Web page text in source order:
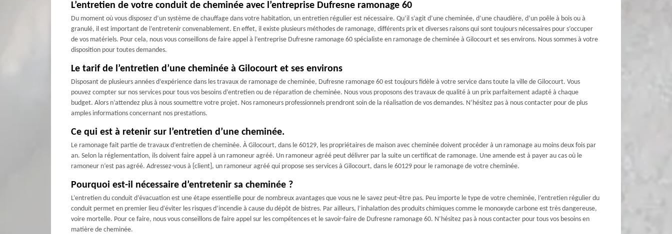
L’entretien de votre conduit de cheminée avec l’entreprise Dufresne ramonage 60
Du moment où vous disposez d’un système de chauffage dans votre habitation, un entretien régulier est nécessaire. Qu’il s’agit d’une cheminée, d’une chaudière, d’un poêle à bois ou à
granulé, il est important de l’entretenir convenablement. En effet, il existe plusieurs méthodes de ramonage, différents prix et diverses raisons qui sont toujours nécessaires pour s’occuper
de vos matériels. Pour cela, nous vous conseillons de faire appel à l’entreprise Dufresne ramonage 60 spécialiste en ramonage de cheminée à Gilocourt et ses environs. Nous sommes à votre
disposition pour toutes demandes.
Le tarif de l’entretien d’une cheminée à Gilocourt et ses environs
Disposant de plusieurs années d’expérience dans les travaux de ramonage de cheminée, Dufresne ramonage 60 est toujours fidèle à votre service dans toute la ville de Gilocourt. Vous
pouvez compter sur nos services pour tous vos besoins d’entretien ou de réparation de cheminée. Nous vous proposons des travaux de qualité à un prix parfaitement adapté à chaque
budget. Alors n’attendez plus à nous soumettre votre projet. Nos ramoneurs professionnels prendront soin de la réalisation de vos demandes. N’hésitez pas à nous contacter pour de plus
amples informations concernant nos prestations.
Ce qui est à retenir sur l’entretien d’une cheminée.
Le ramonage fait partie de travaux d’entretien de cheminée. À Gilocourt, dans le 60129, les propriétaires de maison avec cheminée doivent procéder à un ramonage au moins deux fois par
an. Selon la réglementation, ils doivent faire appel à un ramoneur agréé. Un ramoneur agréé peut délivrer par la suite un certificat de ramonage. Une amende est à payer au cas où le
ramoneur n’est pas agréé. Adressez-vous à {client], un ramoneur agréé qui propose ses services à Gilocourt, dans le 60129 pour le ramonage de votre cheminée.
Pourquoi est-il nécessaire d’entretenir sa cheminée ?
L’entretien du conduit d’évacuation est une étape essentielle pour de nombreux avantages que vous ne le savez peut-être pas. Peu importe le type de votre cheminée, l’entretien régulier du
conduit permet en premier lieu d’éviter les risques d’incendie à cause du dépôt de bistres. Par ailleurs, l’inhalation des produits chimiques comme le monoxyde carbone est très dangereuse,
voire mortelle. Pour ce faire, nous vous conseillons de faire appel sur les compétences et le savoir-faire de Dufresne ramonage 60. N’hésitez pas à nous contacter pour tous vos besoins en
matière de cheminée.